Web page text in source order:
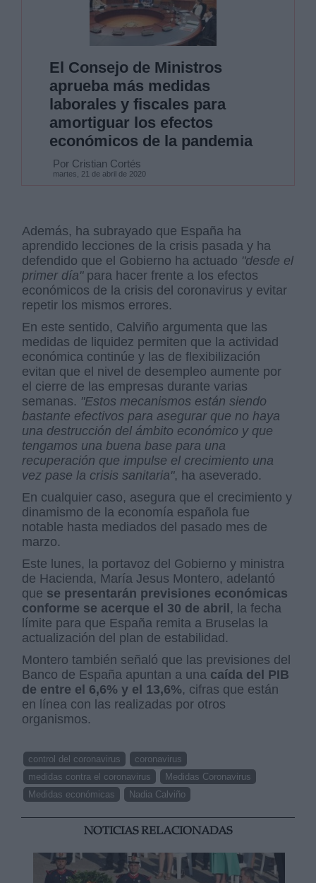
El Consejo de Ministros
aprueba más medidas
laborales y fiscales para
amortiguar los efectos
económicos de la pandemia
Por Cristian Cortés
martes, 21 de abril de 2020
Además, ha subrayado que España ha
aprendido lecciones de la crisis pasada y ha
defendido que el Gobierno ha actuado "desde el
primer día" para hacer frente a los efectos
económicos de la crisis del coronavirus y evitar
repetir los mismos errores.
En este sentido, Calviño argumenta que las
medidas de liquidez permiten que la actividad
económica continúe y las de flexibilización
evitan que el nivel de desempleo aumente por
el cierre de las empresas durante varias
semanas. "Estos mecanismos están siendo
bastante efectivos para asegurar que no haya
una destrucción del ámbito económico y que
tengamos una buena base para una
recuperación que impulse el crecimiento una
vez pase la crisis sanitaria", ha aseverado.
En cualquier caso, asegura que el crecimiento y
dinamismo de la economía española fue
notable hasta mediados del pasado mes de
marzo.
Este lunes, la portavoz del Gobierno y ministra
de Hacienda, María Jesus Montero, adelantó
que se presentarán previsiones económicas
conforme se acerque el 30 de abril , la fecha
límite para que España remita a Bruselas la
actualización del plan de estabilidad.
Montero también señaló que las previsiones del
Banco de España apuntan a una caída del PIB
de entre el 6,6% y el 13,6%, cifras que están
en línea con las realizadas por otros
organismos.
control del coronavirus
coronavirus
medidas contra el coronavirus
Medidas Coronavirus
Medidas económicas
Nadia Calviño
NOTICIAS RELACIONADAS